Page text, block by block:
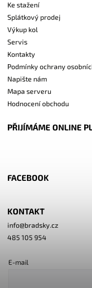
Ke stažení
Splátkový prodej
Výkup kol
Servis
Kontakty
Podmínky ochrany
Napište nám
Mapa serveru
Hodnocení obchodu
PŘIJÍMÁME ONLINE
FACEBOOK
KONTAKT
info@bradsky.cz
485 105 954
E-mail